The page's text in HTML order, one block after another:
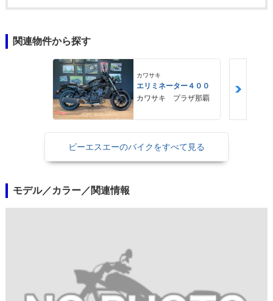
関連物件から探す
カワサキ
エリミネーター４００
カワサキ プラザ那覇
ビーエスエーのバイクをすべて見る
モデル／カラー／関連情報